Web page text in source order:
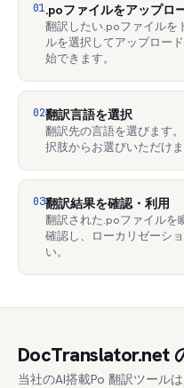
01.poファイルをアップロ
翻訳したい.poファイルを
ルを選択してアップロー
始できます。
02翻訳言語を選択
翻訳先の言語を選びます
択肢からお選びいただけま
03翻訳結果を確認・利用
翻訳された.poファイルを
確認し、ローカリゼーシ
い。
DocTranslator.net
当社のAI搭載Po 翻訳ツール